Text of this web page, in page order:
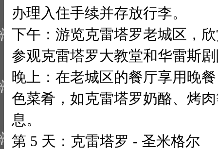
办理入住手续并存放行李。
下午：游览克雷塔罗老城区，
参观克雷塔罗大教堂和华雷斯
晚上：在老城区的餐厅享用晚
色菜肴，如克雷塔罗奶酪、烤
息。
第 5 天：克雷塔罗 - 圣米格尔